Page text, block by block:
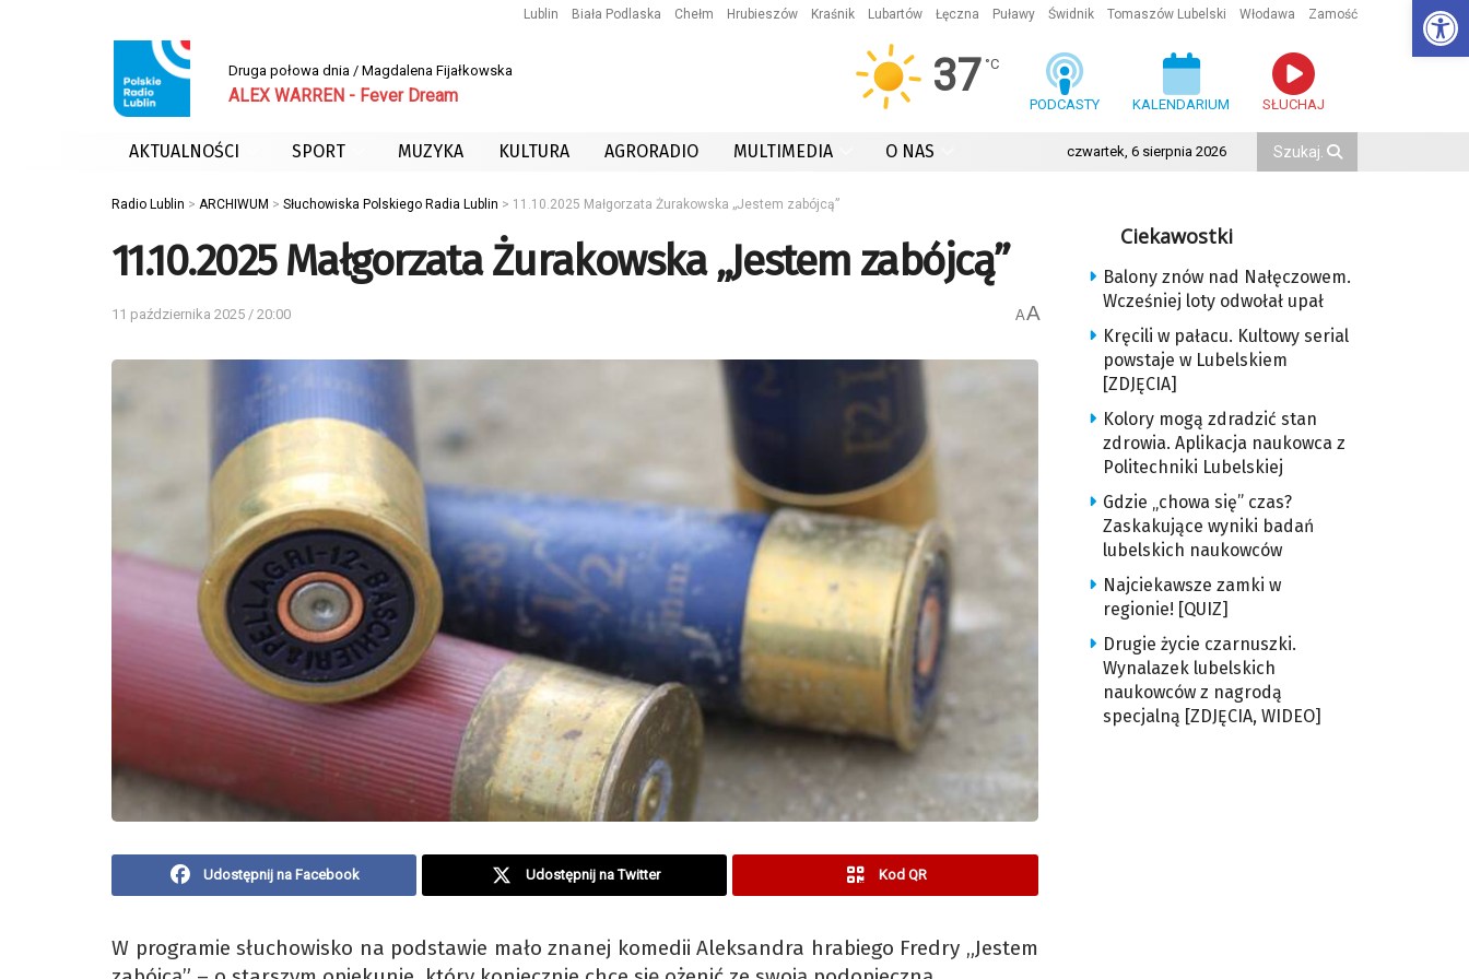
Lublin Biała Podlaska Chełm Hrubieszów Kraśnik Lubartów Łęczna Puławy Świdnik Tomaszów Lubelski Włodawa Zamość
Druga połowa dnia / Magdalena Fijałkowska
ALEX WARREN - Fever Dream 37 °C
PODCASTY KALENDARIUM SŁUCHAJ
AKTUALNOŚCI SPORT MUZYKA KULTURA AGRORADIO MULTIMEDIA O NAS czwartek, 6 sierpnia 2026
Radio Lublin > ARCHIWUM > Słuchowiska Polskiego Radia Lublin > 11.10.2025 Małgorzata Żurakowska „Jestem zabójcą”
11.10.2025 Małgorzata Żurakowska „Jestem zabójcą”
11 października 2025 / 20:00 AA
Udostępnij na Facebook Udostępnij na Twitter Kod QR
W programie słuchowisko na podstawie mało znanej komedii Aleksandra hrabiego Fredry „Jestem
Ciekawostki
Balony znów nad Nałęczowem.
Wcześniej loty odwołał upał
Kręcili w pałacu. Kultowy serial
powstaje w Lubelskiem
[ZDJĘCIA]
Kolory mogą zdradzić stan
zdrowia. Aplikacja naukowca z
Politechniki Lubelskiej
Gdzie „chowa się” czas?
Zaskakujące wyniki badań
lubelskich naukowców
Najciekawsze zamki w
regionie! [QUIZ]
Drugie życie czarnuszki.
Wynalazek lubelskich
naukowców z nagrodą
specjalną [ZDJĘCIA, WIDEO]